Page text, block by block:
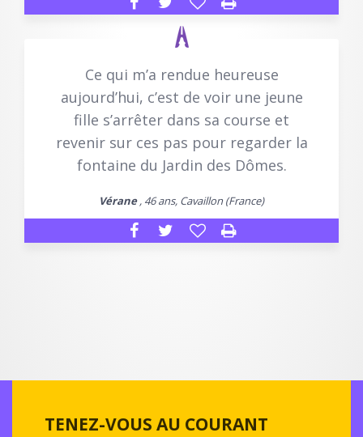
Ce qui m’a rendue heureuse
aujourd’hui, c’est de voir une jeune
fille s’arrêter dans sa course et
revenir sur ces pas pour regarder la
fontaine du Jardin des Dômes.
Vérane, 46 ans, Cavaillon (France)
TENEZ-VOUS AU COURANT